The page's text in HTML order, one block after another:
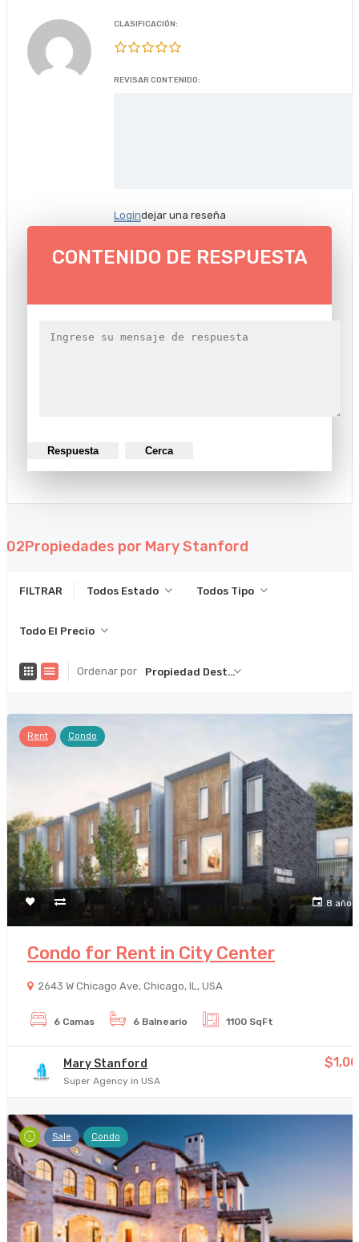
CLASIFICACIÓN:
REVISAR CONTENIDO:
Logindejar una reseña
CONTENIDO DE RESPUESTA
Respuesta Cerca
02Propiedades por Mary Stanford
FILTRAR Todos Estado Todos Tipo
Todo El Precio
Ordenar por Propiedad Destacada
Rent Condo
8 años
Condo for Rent in City Center
2643 W Chicago Ave, Chicago, IL, USA
6 Camas 6 Balneario 1100 SqFt
Mary Stanford
Super Agency in USA
Sale Condo